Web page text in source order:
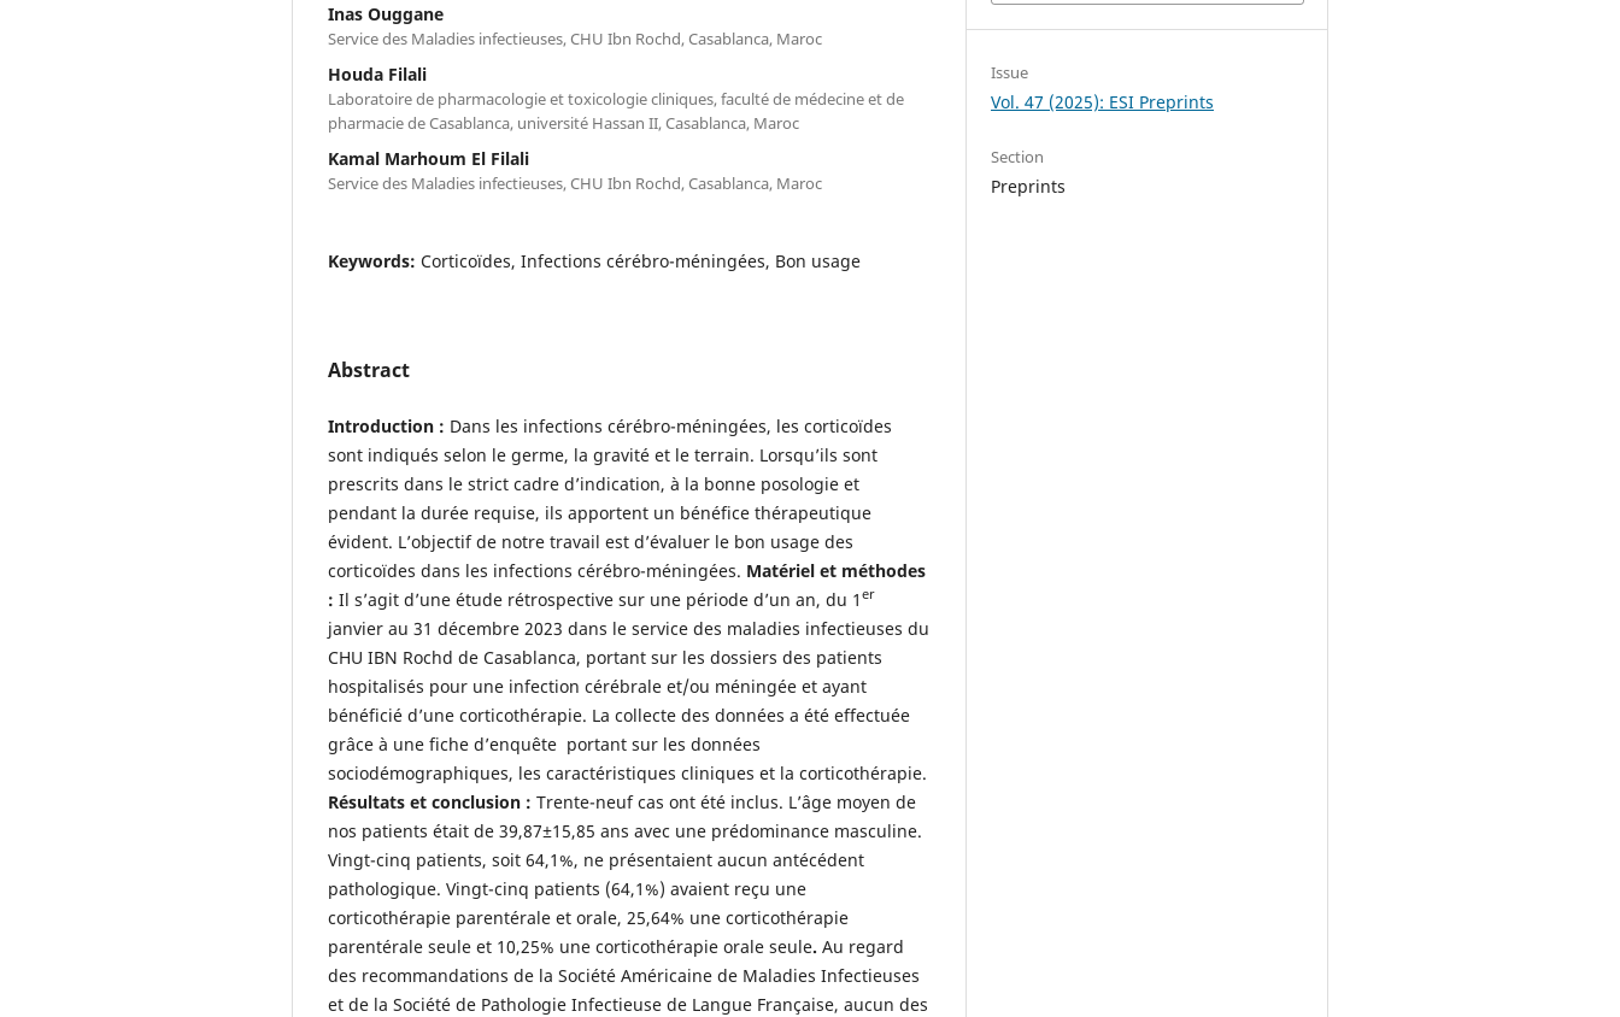
Inas Ouggane
Service des Maladies infectieuses, CHU Ibn Rochd, Casablanca, Maroc
Houda Filali
Laboratoire de pharmacologie et toxicologie cliniques, faculté de médecine et de
pharmacie de Casablanca, université Hassan II, Casablanca, Maroc
Kamal Marhoum El Filali
Service des Maladies infectieuses, CHU Ibn Rochd, Casablanca, Maroc
Keywords: Corticoïdes, Infections cérébro-méningées, Bon usage
Abstract
Introduction : Dans les infections cérébro-méningées, les corticoïdes
sont indiqués selon le germe, la gravité et le terrain. Lorsqu’ils sont
prescrits dans le strict cadre d’indication, à la bonne posologie et
pendant la durée requise, ils apportent un bénéfice thérapeutique
évident. L’objectif de notre travail est d’évaluer le bon usage des
corticoïdes dans les infections cérébro-méningées. Matériel et méthodes
: Il s’agit d’une étude rétrospective sur une période d’un an, du 1 er
janvier au 31 décembre 2023 dans le service des maladies infectieuses du
CHU IBN Rochd de Casablanca, portant sur les dossiers des patients
hospitalisés pour une infection cérébrale et/ou méningée et ayant
bénéficié d’une corticothérapie. La collecte des données a été effectuée
grâce à une fiche d’enquête portant sur les données
sociodémographiques, les caractéristiques cliniques et la corticothérapie.
Résultats et conclusion : Trente-neuf cas ont été inclus. L’âge moyen de
nos patients était de 39,87±15,85 ans avec une prédominance masculine.
Vingt-cinq patients, soit 64,1%, ne présentaient aucun antécédent
pathologique. Vingt-cinq patients (64,1%) avaient reçu une
corticothérapie parentérale et orale, 25,64% une corticothérapie
parentérale seule et 10,25% une corticothérapie orale seule. Au regard
des recommandations de la Société Américaine de Maladies Infectieuses
et de la Société de Pathologie Infectieuse de Langue Française, aucun des
Issue
Vol. 47 (2025): ESI Preprints
Section
Preprints